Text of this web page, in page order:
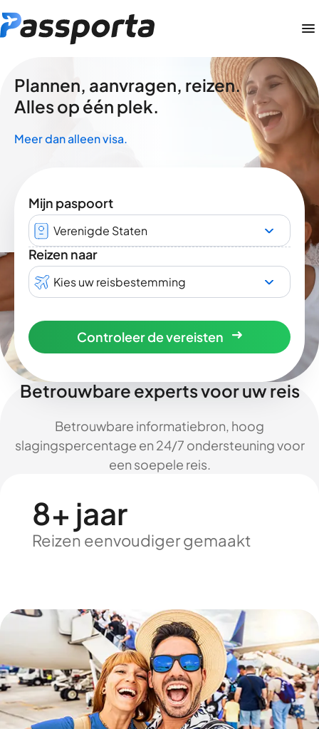
Plannen, aanvragen, reizen.
Alles op één plek.
Meer dan alleen visa.
Mijn paspoort
Verenigde Staten
Reizen naar
Kies uw reisbestemming
Controleer de vereisten
Betrouwbare experts voor uw reis
Betrouwbare informatiebron, hoog
slagingspercentage en 24/7 ondersteuning voor
een soepele reis.
8+ jaar
Reizen eenvoudiger gemaakt